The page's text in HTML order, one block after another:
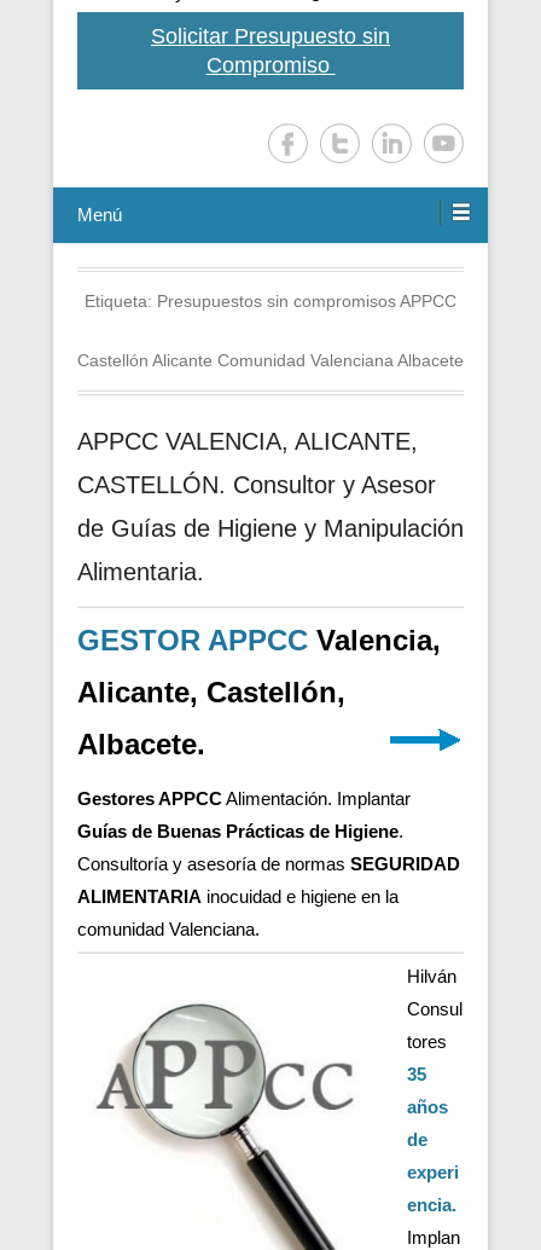
Solicitar Presupuesto sin
Compromiso
Menú
Etiqueta: Presupuestos sin compromisos APPCC
Castellón Alicante Comunidad Valenciana Albacete
APPCC VALENCIA, ALICANTE,
CASTELLÓN. Consultor y Asesor
de Guías de Higiene y Manipulación
Alimentaria.
GESTOR APPCC Valencia,
Alicante, Castellón,
Albacete.
Gestores APPCCAlimentación. Implantar
Guías de Buenas Prácticas de Higiene.
Consultoría y asesoría de normas SEGURIDAD
ALIMENTARIA inocuidad e higiene en la
comunidad Valenciana.
Hilván
Consul
tores
35
años
de
experi
encia.
Implan